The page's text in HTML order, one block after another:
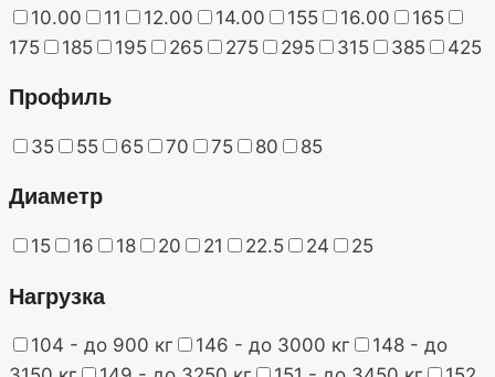
10.00 11 12.00 14.00 155 16.00
165
175
185 195 265 275 295 315 385 425
Профиль
35 55 65 70 75 80 85
Диаметр
15 16 18 20 21 22.5 24 25
Нагрузка
104 - до 900 кг 146 - до 3000 кг
148 - до